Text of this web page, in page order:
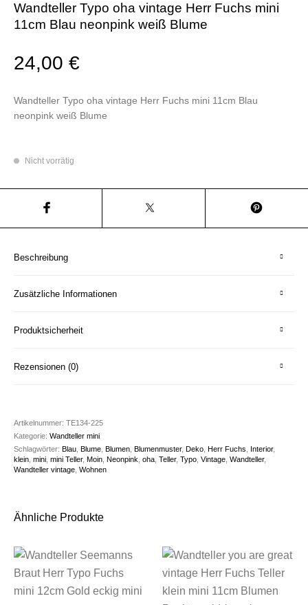
Wandteller Typo oha vintage Herr Fuchs mini
11cm Blau neonpink weiß Blume
24,00€
Wandteller Typo oha vintage Herr Fuchs mini 11cm Blau
neonpink weiß Blume
Nicht vorrätig
Beschreibung
Zusätzliche Informationen
Produktsicherheit
Rezensionen (0)
Artikelnummer:TE134-225
Kategorie:Wandteller mini
Schlagwörter:Blau ,Blume ,Blumen ,Blumenmuster,Deko ,Herr Fuchs Interior,
klein ,mini ,mini Teller,Moin ,Neonpink ,oha ,Teller,Typo ,Vintage ,Wandteller,
Wandteller vintage ,Wohnen
Ähnliche Produkte